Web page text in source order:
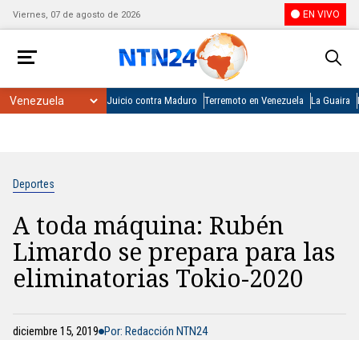
Viernes, 07 de agosto de 2026 EN VIVO
Juicio contra Maduro Terremoto en Venezuela La Guaira
Deportes
A toda máquina: Rubén
Limardo se prepara para las
eliminatorias Tokio-2020
diciembre 15, 2019 Por: Redacción NTN24